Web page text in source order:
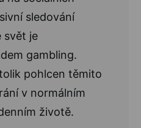
sledování
svět je
gambling.
pohlcen těmito
v normálním
životě.